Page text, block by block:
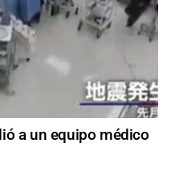
a un equipo médico